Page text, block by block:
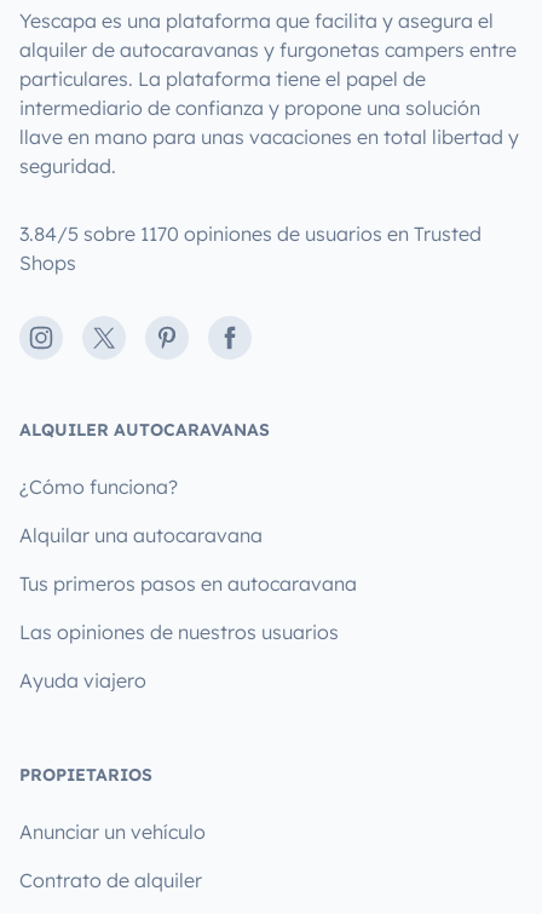
Yescapa es una plataforma que facilita y asegura el
alquiler de autocaravanas y furgonetas campers entre
particulares. La plataforma tiene el papel de
intermediario de confianza y propone una solución
llave en mano para unas vacaciones en total libertad y
seguridad.
3.84/5 sobre 1170 opiniones de usuarios en Trusted
Shops
Instagram
X PinterestFacebook
ALQUILER AUTOCARAVANAS
¿Cómo funciona?
Alquilar una autocaravana
Tus primeros pasos en autocaravana
Las opiniones de nuestros usuarios
Ayuda viajero
PROPIETARIOS
Anunciar un vehículo
Contrato de alquiler